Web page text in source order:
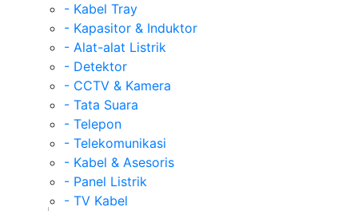
- Kabel Tray
- Kapasitor & Induktor
- Alat-alat Listrik
- Detektor
- CCTV & Kamera
- Tata Suara
- Telepon
- Telekomunikasi
- Kabel & Asesoris
- Panel Listrik
- TV Kabel